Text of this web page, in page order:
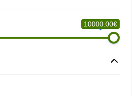
10000.00€